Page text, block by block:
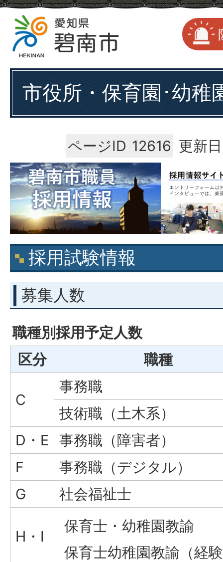
市役所・保育園･幼稚
ページID 12616 更新
採用試験情報
募集人数
職種別採用予定人数
区分
職種
C
事務職
技術職（土木系）
D・E
事務職（障害者）
F
事務職（デジタル）
G
社会福祉士
H・I
保育士・幼稚園教諭
保育士幼稚園教諭（経